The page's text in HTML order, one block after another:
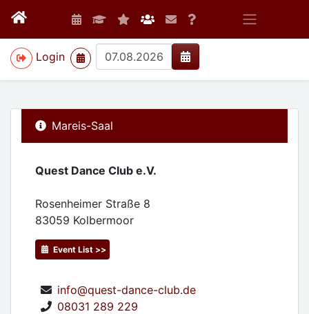
Login
>
Mareis-Saal
Quest Dance Club e.V.
Rosenheimer Straße 8
83059 Kolbermoor
Event List >>
info@quest-dance-club.de
08031 289 229